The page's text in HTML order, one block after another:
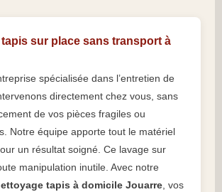
tapis sur place sans transport à
spécialisée dans l’entretien de
directement chez vous, sans
de vos pièces fragiles ou
Notre équipe apporte tout le matériel
un résultat soigné. Ce lavage sur
manipulation inutile. Avec notre
tapis à domicile Jouarre, vos